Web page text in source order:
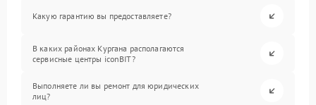
Какую гарантию вы предоставляете?
В каких районах Кургана располагаются
сервисные центры iconBIT?
Выполняете ли вы ремонт для юридических
лиц?